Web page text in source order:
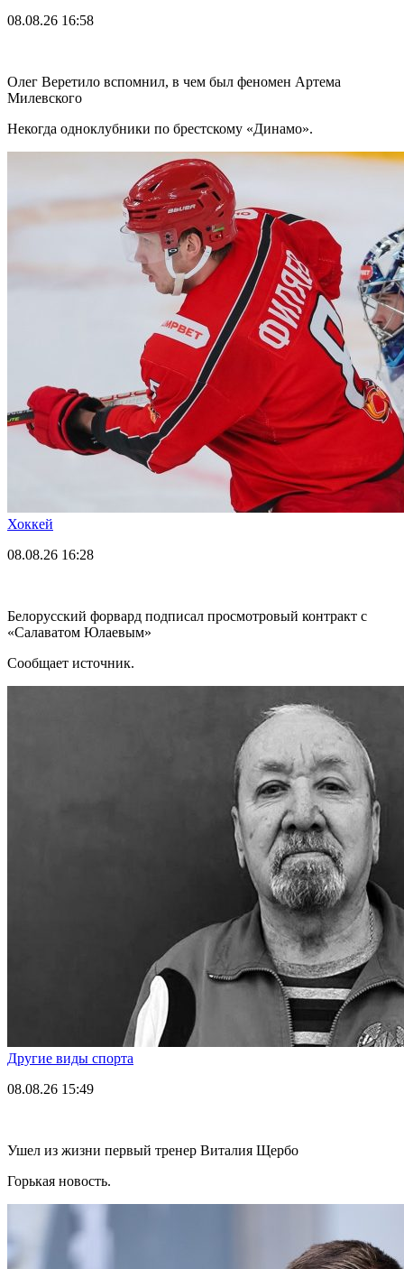
08.08.26 16:58
Олег Веретило вспомнил, в чем был феномен Артема
Милевского
Некогда одноклубники по брестскому «Динамо».
Хоккей
08.08.26 16:28
Белорусский форвард подписал просмотровый контракт с
«Салаватом Юлаевым»
Сообщает источник.
Другие виды спорта
08.08.26 15:49
Ушел из жизни первый тренер Виталия Щербо
Горькая новость.